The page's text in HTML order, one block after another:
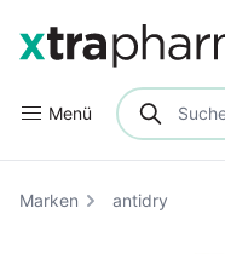
Menü
Marken antidry